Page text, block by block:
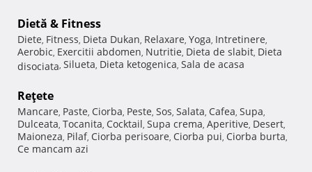
Dietă & Fitness
Diete, Fitness, Dieta Dukan, Relaxare, Yoga, Intretinere,
Aerobic, Exercitii abdomen, Nutritie, Dieta de slabit, Dieta
disociata, Silueta, Dieta ketogenica, Sala de acasa
Reţete
Mancare, Paste, Ciorba, Peste, Sos, Salata, Cafea, Supa,
Dulceata, Tocanita, Cocktail, Supa crema, Aperitive, Desert,
Maioneza, Pilaf, Ciorba perisoare, Ciorba pui, Ciorba burta,
Ce mancam azi